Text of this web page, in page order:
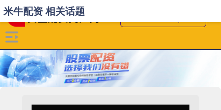
米牛配资 相关话题